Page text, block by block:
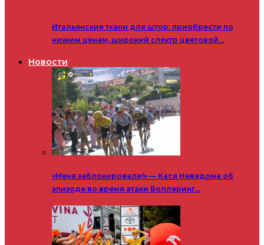
Итальянские ткани для штор: приобрести по
низким ценам, широкий спектр цветовой…
Новости
«Меня заблокировали!» — Кася Невядома об
эпизоде во время атаки Воллеринг…